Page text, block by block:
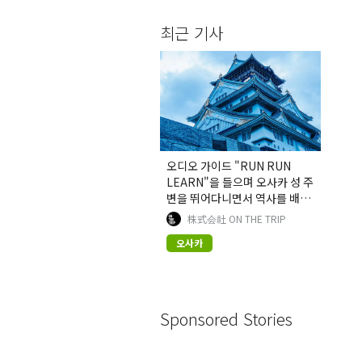
최근 기사
오디오 가이드 "RUN RUN
LEARN"을 들으며 오사카 성 주
변을 뛰어다니면서 역사를 배워
보세요.株式会社 ON THE TRIP
오사카
Sponsored Stories